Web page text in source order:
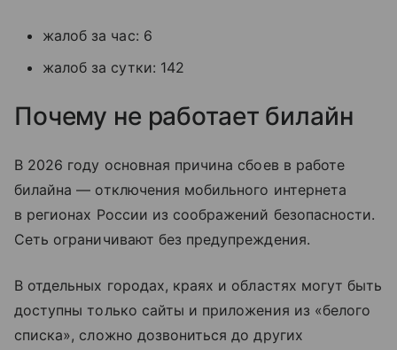
жалоб за час: 6
жалоб за сутки: 142
Почему не работает билайн
В 2026 году основная причина сбоев в работе
билайна — отключения мобильного интернета
в регионах России из соображений безопасности.
Сеть ограничивают без предупреждения.
В отдельных городах, краях и областях могут быть
доступны только сайты и приложения из «белого
списка», сложно дозвониться до других